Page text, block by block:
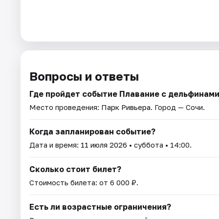
Вопросы и ответы
Где пройдет событие Плавание с
Место проведения: Парк Ривьера. Город — Сочи.
Когда запланирован событие?
Дата и время: 11 июля 2026 • суббота • 14:00.
Сколько стоит билет?
Стоимость билета: от 6 000 ₽.
Есть ли возрастные ограничения?